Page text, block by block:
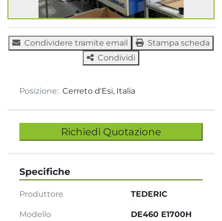
Condividere tramite email
Stampa scheda
Condividi
Posizione: Cerreto d'Esi, Italia
Richiedi Quotazione
Specifiche
Produttore TEDERIC
Modello DE460 E1700H